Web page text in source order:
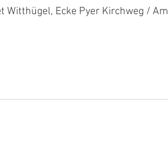
Ecke Pyer Kirchweg / Am